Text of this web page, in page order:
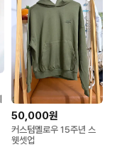
50,000원
커스텀멜로우 15주년 스
웻셋업